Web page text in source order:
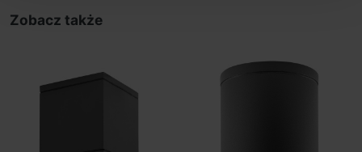
Zobacz także